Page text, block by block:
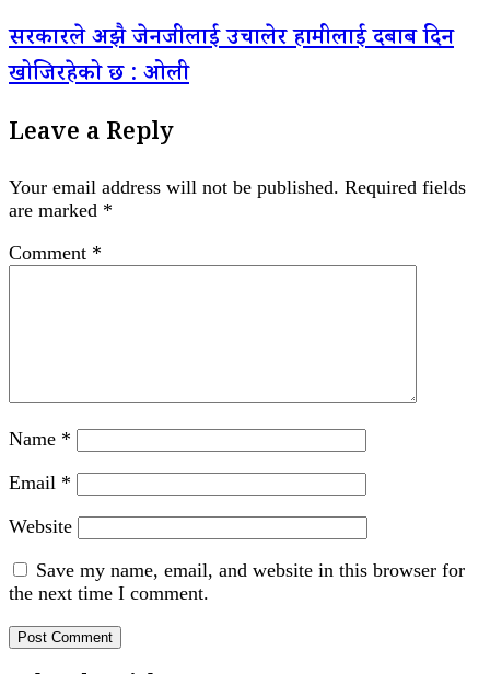
सरकारले अझै जेनजीलाई उचालेर हामीलाई दबाब दिन
खोजिरहेको छ : ओली
Leave a Reply
Your email address will not be published. Required fields
are marked *
Comment *
Name *
Email *
Website
Save my name, email, and website in this browser for
the next time I comment.